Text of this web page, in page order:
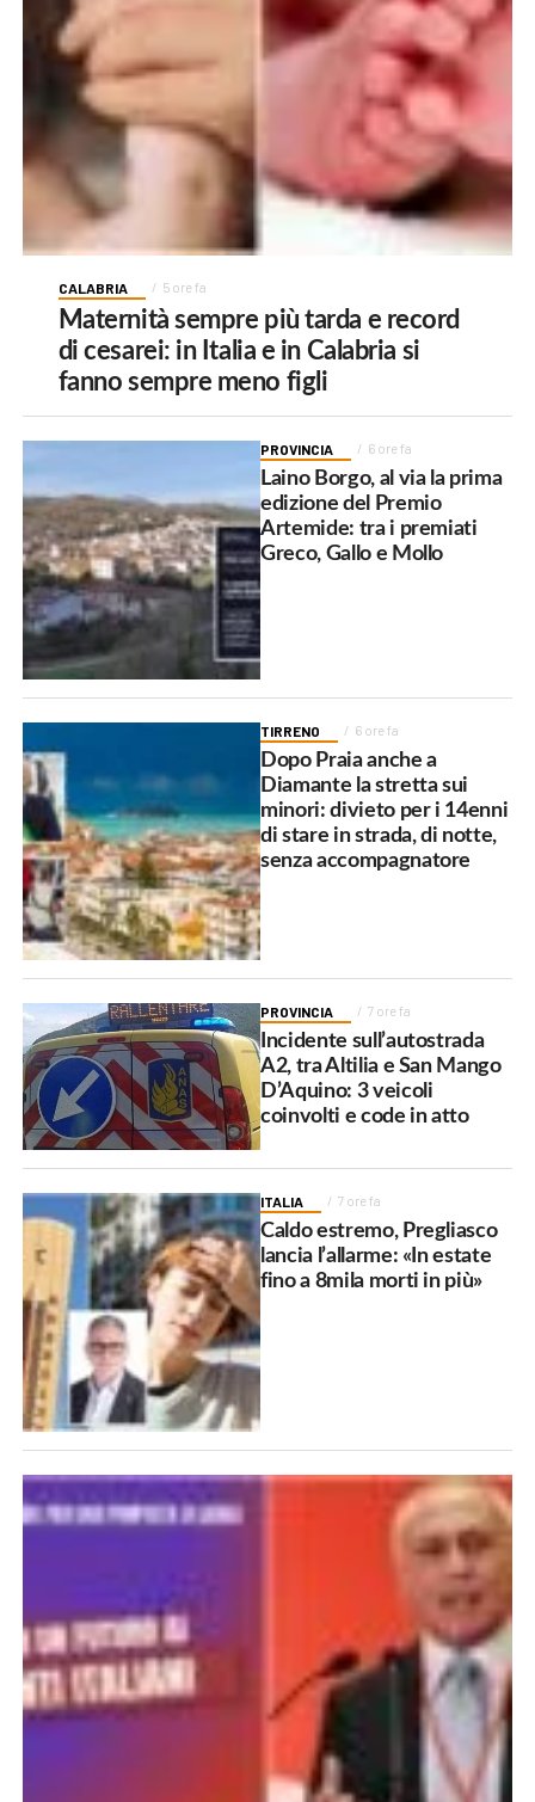
CALABRIA 5 ore fa
Maternità sempre più tarda e record
di cesarei: in Italia e in Calabria si
fanno sempre meno figli
PROVINCIA 6 ore fa
Laino Borgo, al via la prima
edizione del Premio
Artemide: tra i premiati
Greco, Gallo e Mollo
TIRRENO 6 ore fa
Dopo Praia anche a
Diamante la stretta sui
minori: divieto per i 14enni
di stare in strada, di notte,
senza accompagnatore
PROVINCIA 7 ore fa
Incidente sull’autostrada
A2, tra Altilia e San Mango
D’Aquino: 3 veicoli
coinvolti e code in atto
ITALIA 7 ore fa
Caldo estremo, Pregliasco
lancia l’allarme: «In estate
fino a 8mila morti in più»